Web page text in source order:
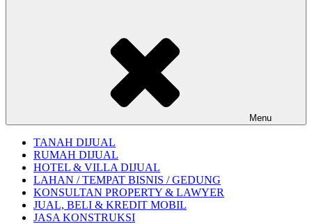
Menu
TANAH DIJUAL
RUMAH DIJUAL
HOTEL & VILLA DIJUAL
LAHAN / TEMPAT BISNIS / GEDUNG
KONSULTAN PROPERTY & LAWYER
JUAL, BELI & KREDIT MOBIL
JASA KONSTRUKSI